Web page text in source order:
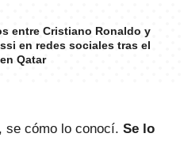
entre Cristiano Ronaldo y
en redes sociales tras el
Qatar
se cómo lo conocí. Se lo